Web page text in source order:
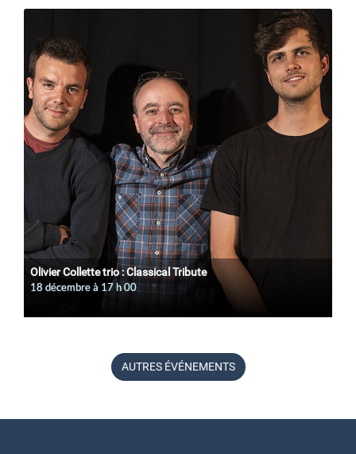
Olivier Collette trio : Classical Tribute
18 décembre à 17 h 00
AUTRES ÉVÉNEMENTS